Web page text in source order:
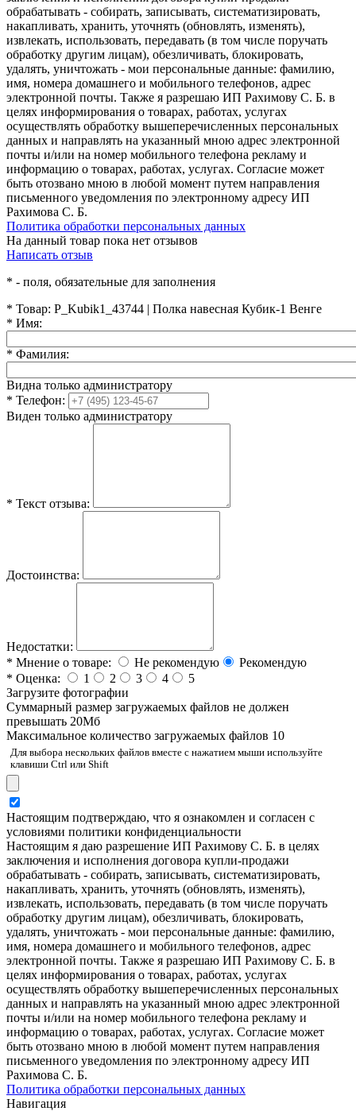
обрабатывать - собирать, записывать, систематизировать,
накапливать, хранить, уточнять (обновлять, изменять),
извлекать, использовать, передавать (в том числе поручать
обработку другим лицам), обезличивать, блокировать,
удалять, уничтожать - мои персональные данные: фамилию,
имя, номера домашнего и мобильного телефонов, адрес
электронной почты. Также я разрешаю ИП Рахимову С. Б. в
целях информирования о товарах, работах, услугах
осуществлять обработку вышеперечисленных персональных
данных и направлять на указанный мною адрес электронной
почты и/или на номер мобильного телефона рекламу и
информацию о товарах, работах, услугах. Согласие может
быть отозвано мною в любой момент путем направления
письменного уведомления по электронному адресу ИП
Рахимова С. Б.
Политика обработки персональных данных
На данный товар пока нет отзывов
Написать отзыв
* - поля, обязательные для заполнения
* Товар: P_Kubik1_43744 | Полка навесная Кубик-1 Венге
* Имя:
* Фамилия:
Видна только администратору
* Телефон:
Виден только администратору
* Текст отзыва:
Достоинства:
Недостатки:
* Мнение о товаре: Не рекомендую
Рекомендую
* Оценка: 1 2 3 4
5
Загрузите фотографии
Cуммарный размер загружаемых файлов не должен
превышать 20Мб
Максимальное количество загружаемых файлов 10
Для выбора нескольких файлов вместе с нажатием мыши используйте
клавиши Ctrl или Shift
Настоящим подтверждаю, что я ознакомлен и согласен с
условиями политики конфиденциальности
Настоящим я даю разрешение ИП Рахимову С. Б. в целях
заключения и исполнения договора купли-продажи
обрабатывать - собирать, записывать, систематизировать,
накапливать, хранить, уточнять (обновлять, изменять),
извлекать, использовать, передавать (в том числе поручать
обработку другим лицам), обезличивать, блокировать,
удалять, уничтожать - мои персональные данные: фамилию,
имя, номера домашнего и мобильного телефонов, адрес
электронной почты. Также я разрешаю ИП Рахимову С. Б. в
целях информирования о товарах, работах, услугах
осуществлять обработку вышеперечисленных персональных
данных и направлять на указанный мною адрес электронной
почты и/или на номер мобильного телефона рекламу и
информацию о товарах, работах, услугах. Согласие может
быть отозвано мною в любой момент путем направления
письменного уведомления по электронному адресу ИП
Рахимова С. Б.
Политика обработки персональных данных
Навигация